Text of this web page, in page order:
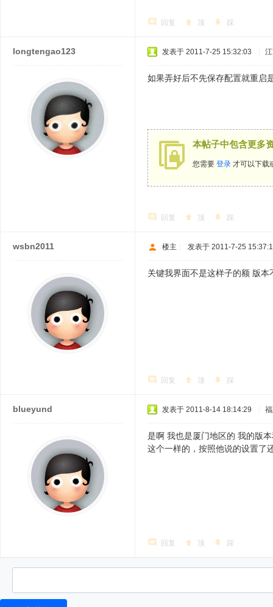
回复 顶 踩
longtengao123 发表于 2011-7-25 15:32:03
如果弄好后不先保存配置就重启
本帖子中包含更多
您需要 登录 才可以下载
回复 顶 踩
wsbn2011 楼主 发表于 2011-7-25
关键我界面不是这样子的额 版
回复 顶 踩
blueyund 发表于 2011-8-14 18:14:29
是啊 我也是厦门地区的 我的版
这个一样的，按照他说的设置了
回复 顶 踩